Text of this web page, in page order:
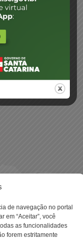
de navegação no portal
em “Aceitar”, você
as funcionalidades
forem estritamente